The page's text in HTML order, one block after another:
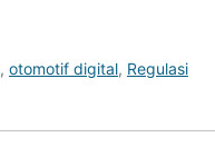
, otomotif digital, Regulasi